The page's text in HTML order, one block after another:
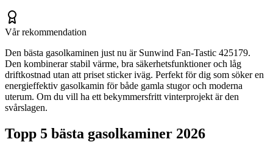
Vår rekommendation
Den bästa gasolkaminen just nu är Sunwind Fan-Tastic 425179.
Den kombinerar stabil värme, bra säkerhetsfunktioner och låg
driftkostnad utan att priset sticker iväg. Perfekt för dig som söker en
energieffektiv gasolkamin för både gamla stugor och moderna
uterum. Om du vill ha ett bekymmersfritt vinterprojekt är den
svårslagen.
Topp 5 bästa gasolkaminer 2026